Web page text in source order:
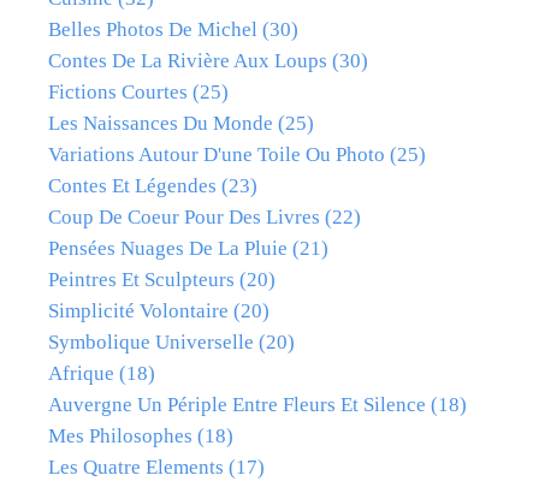
Belles Photos De Michel (30)
Contes De La Rivière Aux Loups (30)
Fictions Courtes (25)
Les Naissances Du Monde (25)
Variations Autour D'une Toile Ou Photo (25)
Contes Et Légendes (23)
Coup De Coeur Pour Des Livres (22)
Pensées Nuages De La Pluie (21)
Peintres Et Sculpteurs (20)
Simplicité Volontaire (20)
Symbolique Universelle (20)
Afrique (18)
Auvergne Un Périple Entre Fleurs Et Silence (18)
Mes Philosophes (18)
Les Quatre Elements (17)